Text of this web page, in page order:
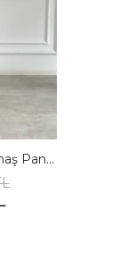
Cep Detaylı Klasik Kumaş Pantolon